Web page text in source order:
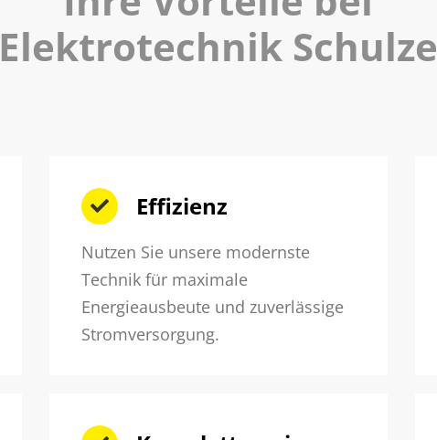
Elektrotechnik Schulze
Effizienz
Nutzen Sie unsere modernste
Technik für maximale
Energieausbeute und zuverlässige
Stromversorgung.